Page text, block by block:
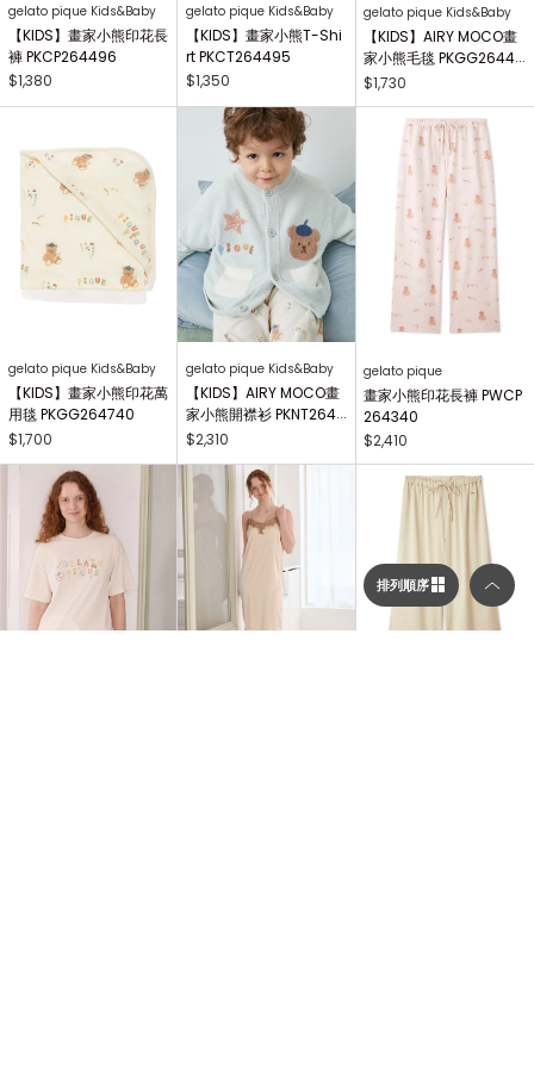
gelato pique Kids&Baby
【KIDS】畫家小熊印花長
褲 PKCP264496
$1,380
gelato pique Kids&Baby
【KIDS】畫家小熊T-Shi
rt PKCT264495
$1,350
gelato pique Kids&Baby
【KIDS】AIRY MOCO畫
家小熊毛毯 PKGG26441
7
$1,730
gelato pique Kids&Baby
【KIDS】畫家小熊印花萬
用毯 PKGG264740
$1,700
gelato pique Kids&Baby
【KIDS】AIRY MOCO畫
家小熊開襟衫 PKNT2644
63
$2,310
gelato pique
畫家小熊印花長褲 PWCP
264340
$2,410
排列順序